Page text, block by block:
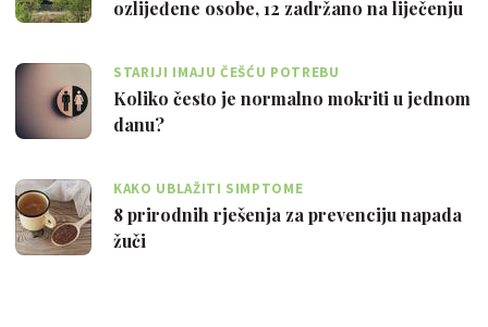
ozlijeđene osobe, 12 zadržano na liječenju
STARIJI IMAJU ČEŠĆU POTREBU
Koliko često je normalno mokriti u jednom
danu?
KAKO UBLAŽITI SIMPTOME
8 prirodnih rješenja za prevenciju napada
žuči